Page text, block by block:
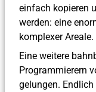
einfach kopieren
werden: eine
komplexer Areale.
Eine weitere
Programmierern
gelungen.